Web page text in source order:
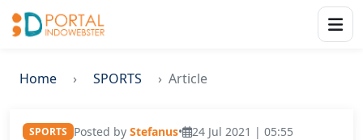
Home SPORTS Article
SPORTS Posted by Stefanus• 24 Jul 2021 | 05:55